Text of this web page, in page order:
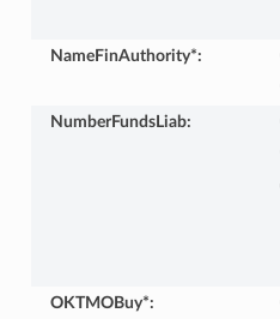
NameFinAuthority*:
NumberFundsLiab:
OKTMOBuy*: